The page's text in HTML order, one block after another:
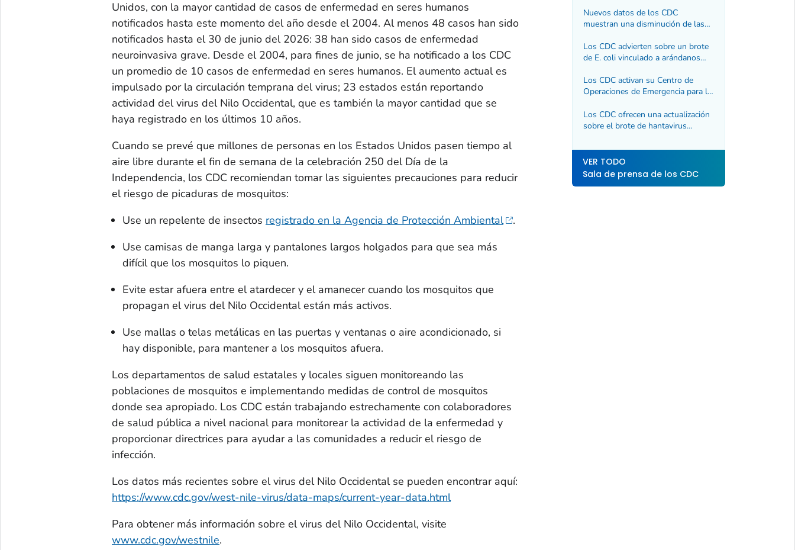
Unidos, con la mayor cantidad de casos de enfermedad en seres humanos
notificados hasta este momento del año desde el 2004. Al menos 48 casos han sido
notificados hasta el 30 de junio del 2026: 38 han sido casos de enfermedad
neuroinvasiva grave. Desde el 2004, para fines de junio, se ha notificado a los CDC
un promedio de 10 casos de enfermedad en seres humanos. El aumento actual es
impulsado por la circulación temprana del virus; 23 estados están reportando
actividad del virus del Nilo Occidental, que es también la mayor cantidad que se
haya registrado en los últimos 10 años.
Cuando se prevé que millones de personas en los Estados Unidos pasen tiempo al
aire libre durante el fin de semana de la celebración 250 del Día de la
Independencia, los CDC recomiendan tomar las siguientes precauciones para reducir
el riesgo de picaduras de mosquitos:
Use un repelente de insectos registrado en la Agencia de Protección Ambiental
.
Use camisas de manga larga y pantalones largos holgados para que sea más
difícil que los mosquitos lo piquen.
Evite estar afuera entre el atardecer y el amanecer cuando los mosquitos que
propagan el virus del Nilo Occidental están más activos.
Use mallas o telas metálicas en las puertas y ventanas o aire acondicionado, si
hay disponible, para mantener a los mosquitos afuera.
Los departamentos de salud estatales y locales siguen monitoreando las
poblaciones de mosquitos e implementando medidas de control de mosquitos
donde sea apropiado. Los CDC están trabajando estrechamente con colaboradores
de salud pública a nivel nacional para monitorear la actividad de la enfermedad y
proporcionar directrices para ayudar a las comunidades a reducir el riesgo de
infección.
Los datos más recientes sobre el virus del Nilo Occidental se pueden encontrar aquí:
https://www.cdc.gov/west-nile-virus/data-maps/current-year-data.html
Para obtener más información sobre el virus del Nilo Occidental, visite
www.cdc.gov/westnile.
Nuevos datos de los CDC
muestran una disminución de las
médica
Los CDC advierten sobre un brote
de E. colivinculado a arándanos
Los CDC activan su Centro de
Operaciones de Emergencia para la
barrenador del Nuevo Mundo
Los CDC ofrecen una actualización
sobre el brote de hantavirus
VER TODO
Sala de prensa de los CDC